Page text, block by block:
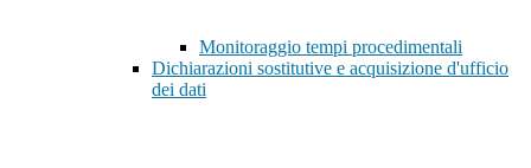
Monitoraggio tempi procedimentali
Dichiarazioni sostitutive e acquisizione d'ufficio
dei dati